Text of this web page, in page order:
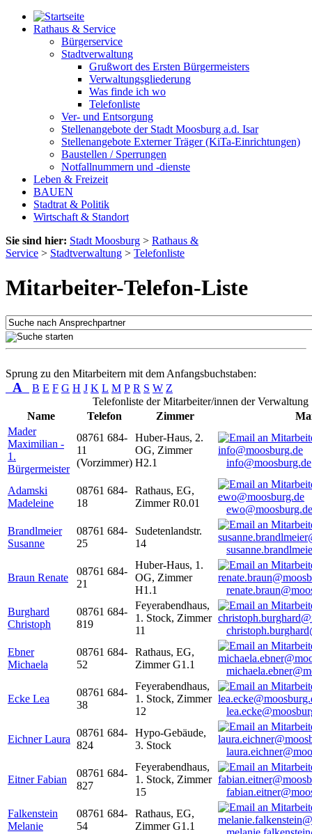
Rathaus & Service
Bürgerservice
Stadtverwaltung
Grußwort des Ersten Bürgermeisters
Verwaltungsgliederung
Was finde ich wo
Telefonliste
Ver- und Entsorgung
Stellenangebote der Stadt Moosburg a.d. Isar
Stellenangebote Externer Träger (KiTa-Einrichtungen)
Baustellen / Sperrungen
Notfallnummern und -dienste
Leben & Freizeit
BAUEN
Stadtrat & Politik
Wirtschaft & Standort
Sie sind hier: Stadt Moosburg > Rathaus &
Service > Stadtverwaltung > Telefonliste
Mitarbeiter-Telefon-Liste
Sprung zu den Mitarbeitern mit dem Anfangsbuchstaben:
A B E F G H J K L M P R S W Z
Telefonliste der Mitarbeiter/innen der Verwaltung
Name
Telefon Zimmer
Mader
Maximilian -
1.
Bürgermeister
08761 684-
11
(Vorzimmer)
Huber-Haus, 2.
OG, Zimmer
H2.1
info@moosburg.de
Adamski
Madeleine
08761 684-
18
Rathaus, EG,
Zimmer R0.01
ewo@moosburg.de
Brandlmeier
Susanne
08761 684-
25
Sudetenlandstr.
14
Braun Renate
08761 684-
21
Huber-Haus, 1.
OG, Zimmer
H1.1
Burghard
Christoph
08761 684-
819
Feyerabendhaus,
1. Stock, Zimmer
11
Ebner
Michaela
08761 684-
52
Rathaus, EG,
Zimmer G1.1
Ecke Lea
08761 684-
38
Feyerabendhaus,
1. Stock, Zimmer
12
Eichner Laura
08761 684-
824
Hypo-Gebäude,
3. Stock
Eitner Fabian
08761 684-
827
Feyerabendhaus,
1. Stock, Zimmer
15
Falkenstein
Melanie
08761 684-
54
Rathaus, EG,
Zimmer G1.1